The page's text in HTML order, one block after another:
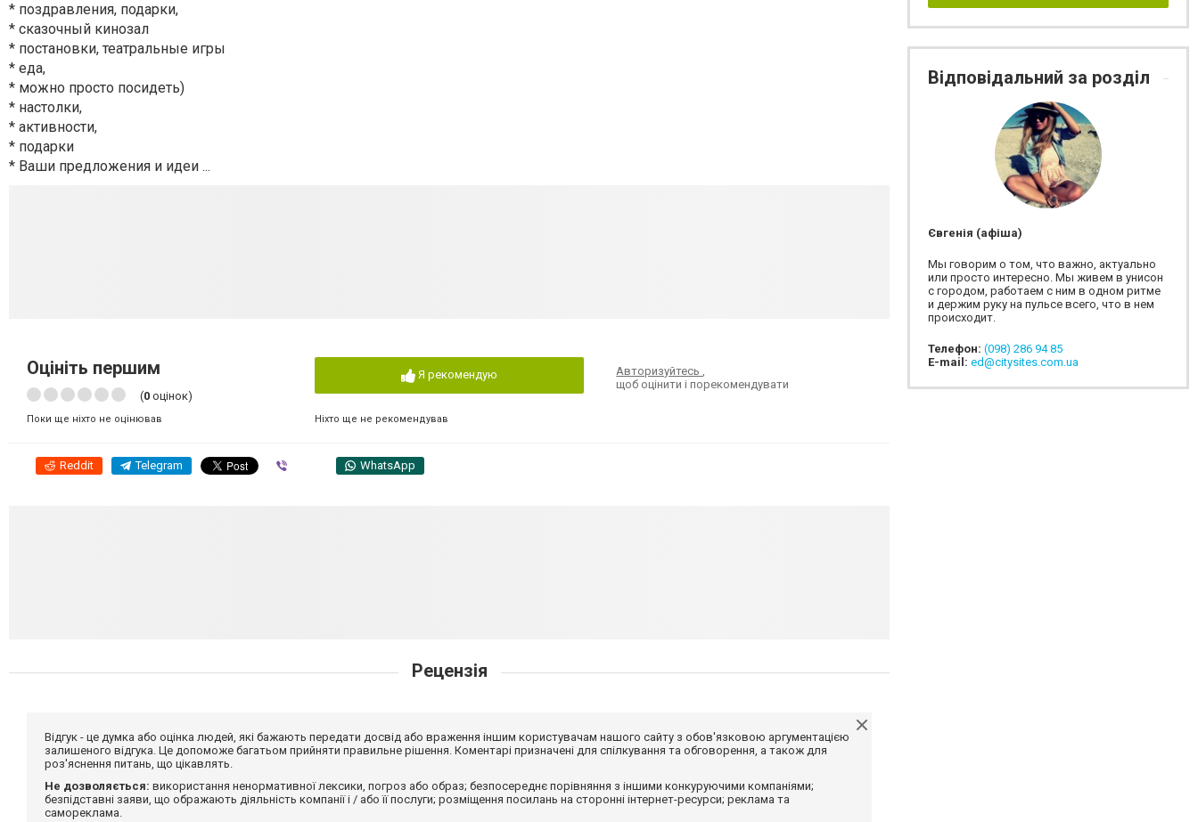
* поздравления, подарки,
* сказочный кинозал
* постановки, театральные игры
* еда,
* можно просто посидеть)
* настолки,
* активности,
* подарки
* Ваши предложения и идеи ...
Оцініть першим
(0 оцінок)
Поки ще ніхто не оцінював
Я рекомендую
Ніхто ще не рекомендував
Авторизуйтесь,
щоб оцінити і порекомендувати
Reddit Telegram WhatsApp
Рецензія
Відгук - це думка або оцінка людей, які бажають передати досвід або враження іншим користувачам нашого сайту з обов'язковою аргументацією
залишеного відгука. Це допоможе багатьом прийняти правильне рішення. Коментарі призначені для спілкування та обговорення, а також для
роз'яснення питань, що цікавлять.
Не дозволяється: використання ненормативної лексики, погроз або образ; безпосереднє порівняння з іншими конкуруючими компаніями;
безпідставні заяви, що ображають діяльність компанії і / або її послуги; розміщення посилань на сторонні інтернет-ресурси; реклама та
самореклама.
Відповідальний за розділ
Євгенія (афіша)
Мы говорим о том, что важно, актуально
или просто интересно. Мы живем в унисон
с городом, работаем с ним в одном ритме
и держим руку на пульсе всего, что в нем
происходит.
Телефон: (098) 286 94 85
E-mail: ed@citysites.com.ua